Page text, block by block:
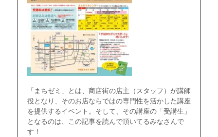
「まちゼミ」とは、商店街の店主（スタッフ）が講師
役となり、そのお店ならではの専門性を活かした講座
を提供するイベント。そして、その講座の「受講生」
となるのは、この記事を読んで頂いてるみなさんで
す！